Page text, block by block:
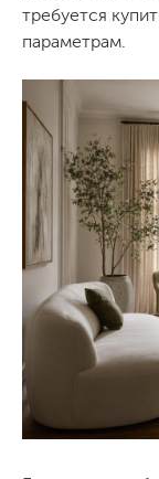
требуется
параметрам.